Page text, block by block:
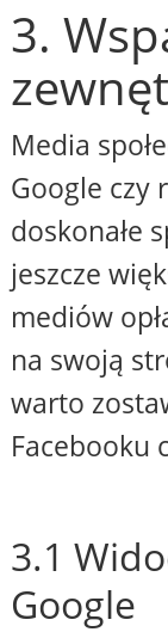
3.
Media
Google czy
doskonałe
jeszcze
mediów
na swoją
warto
Facebooku
3.1
Google